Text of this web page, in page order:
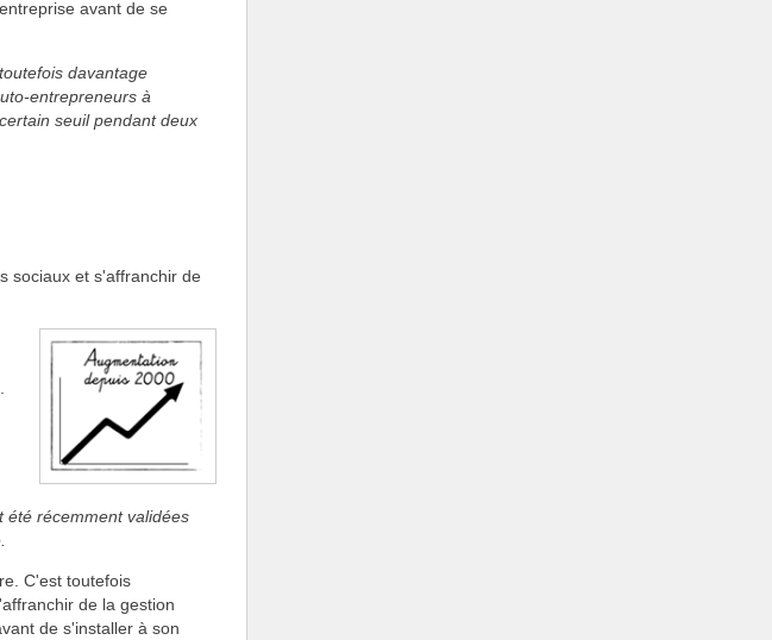
avant de se
davantage
entrepreneurs à
seuil pendant deux
sociaux et s'affranchir de
été récemment validées
C'est toutefois
de la gestion
de s'installer à son